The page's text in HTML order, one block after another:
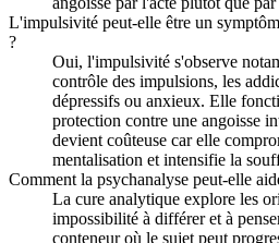
L'impulsivité peut-elle être un
?
Oui, l'impulsivité s'observe
contrôle des impulsions, les
dépressifs ou anxieux. Elle
protection contre une angoisse
devient coûteuse car elle
mentalisation et intensifie la
Comment la psychanalyse peut-elle
La cure analytique explore les
impossibilité à différer et à
conteneur où le sujet peut